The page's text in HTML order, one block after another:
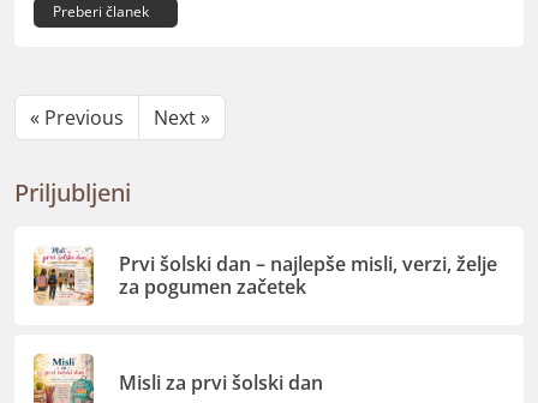
Preberi članek
« Previous Next »
Priljubljeni
Prvi šolski dan – najlepše misli, verzi, želje
za pogumen začetek
Misli za prvi šolski dan